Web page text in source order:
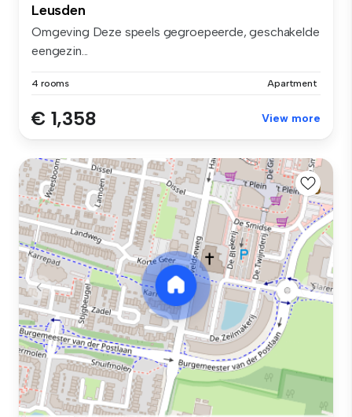
Leusden
Omgeving Deze speels gegroepeerde, geschakelde
eengezin...
4 rooms Apartment
€ 1,358 View more